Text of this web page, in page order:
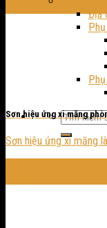
Địa
Sơn hiệu ứng xi măng
Sơn hiệu ứng xi măng